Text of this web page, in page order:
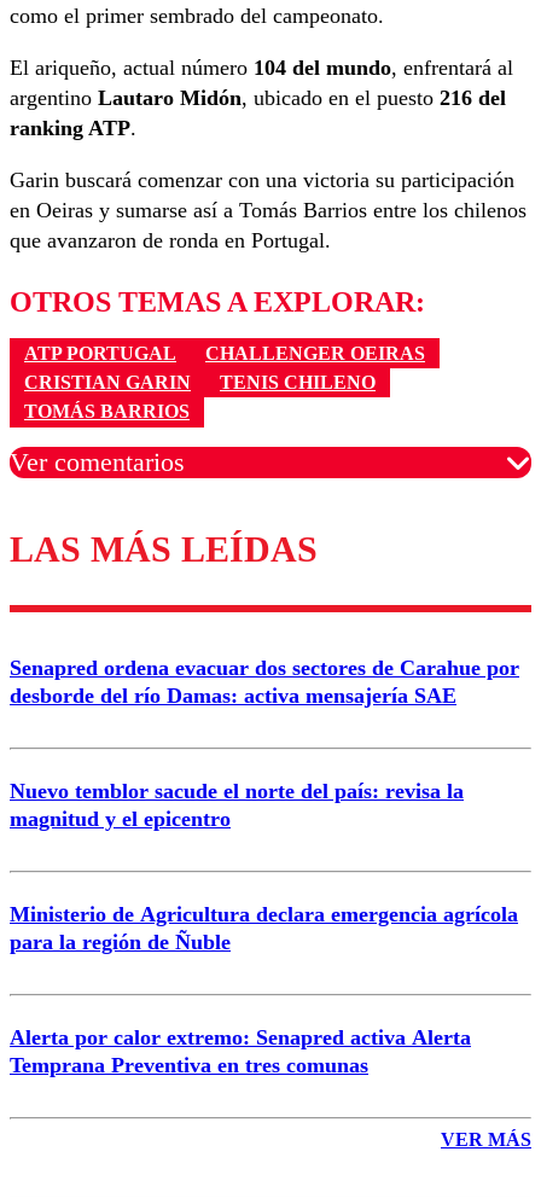
como el primer sembrado del campeonato.
El ariqueño, actual número 104 del mundo, enfrentará al
argentino Lautaro Midón, ubicado en el puesto 216 del
ranking ATP.
Garin buscará comenzar con una victoria su participación
en Oeiras y sumarse así a Tomás Barrios entre los chilenos
que avanzaron de ronda en Portugal.
OTROS TEMAS A EXPLORAR:
ATP PORTUGAL
CHALLENGER OEIRAS
CRISTIAN GARIN
TENIS CHILENO
TOMÁS BARRIOS
Ver comentarios
Los comentarios son moderados para garantizar un
diálogo respetuoso.
Nombre
Correo
LAS MÁS LEÍDAS
Senapred ordena evacuar dos sectores de Carahue por
desborde del río Damas: activa mensajería SAE
Nuevo temblor sacude el norte del país: revisa la
magnitud y el epicentro
Ministerio de Agricultura declara emergencia agrícola
para la región de Ñuble
Alerta por calor extremo: Senapred activa Alerta
Temprana Preventiva en tres comunas
VER MÁS